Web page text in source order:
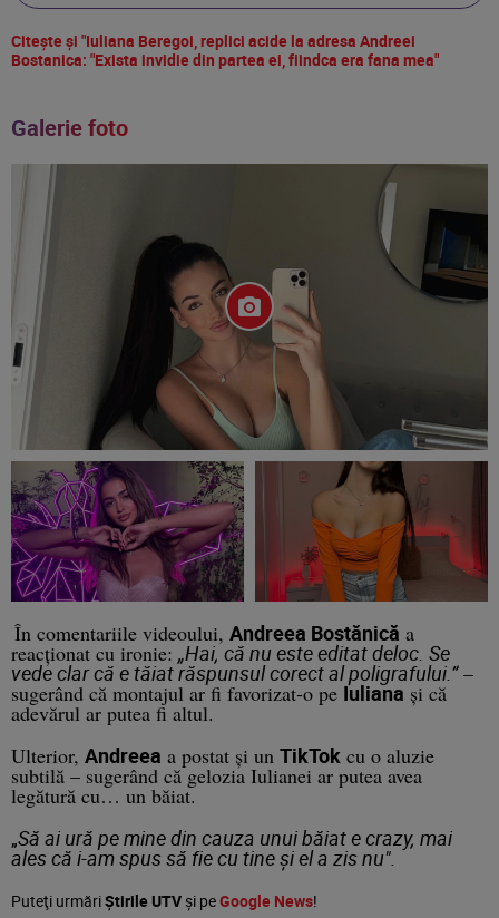
Citește și "Iuliana Beregoi, replici acide la adresa Andreei
Bostanica: "Exista invidie din partea ei, fiindca era fana mea"
Galerie foto
În comentariile videoului, Andreea Bostănică a
reacționat cu ironie: „Hai, că nu este editat deloc. Se
vede clar că e tăiat răspunsul corect al poligrafului.”–
sugerând că montajul ar fi favorizat-o pe Iuliana și că
adevărul ar putea fi altul.
Ulterior, Andreea a postat și un TikTok cu o aluzie
subtilă – sugerând că gelozia Iulianei ar putea avea
legătură cu… un băiat.
„Să ai ură pe mine din cauza unui băiat e crazy, mai
ales că i-am spus să fie cu tine și el a zis nu".
Puteţi urmăriȘtirile UTVşi peGoogle News!